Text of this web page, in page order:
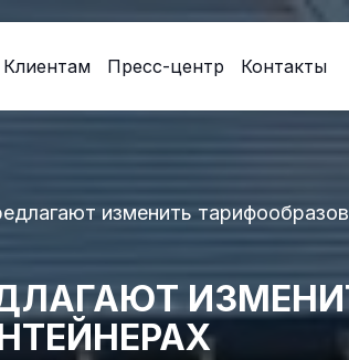
Клиентам Пресс-центр Контакты
изменить